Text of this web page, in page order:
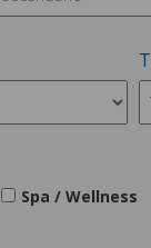
Spa / Wellness